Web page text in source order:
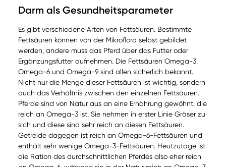
Darm als Gesundheitsparameter
Es gibt verschiedene Arten von Fettsäuren. Bestimmte
Fettsäuren können von der Mikroflora selbst gebildet
werden, andere muss das Pferd über das Futter oder
Ergänzungsfutter aufnehmen. Die Fettsäuren Omega-3,
Omega-6 und Omega-9 sind allen sicherlich bekannt.
Nicht nur die Menge dieser Fettsäuren ist wichtig, sondern
auch das Verhältnis zwischen den einzelnen Fettsäuren.
Pferde sind von Natur aus an eine Ernährung gewöhnt, die
reich an Omega-3 ist. Sie nehmen in erster Linie Gräser zu
sich und diese sind sehr reich an diesen Fettsäuren.
Getreide dagegen ist reich an Omega-6-Fettsäuren und
enthält sehr wenige Omega-3-Fettsäuren. Heutzutage ist
die Ration des durchschnittlichen Pferdes also eher reich